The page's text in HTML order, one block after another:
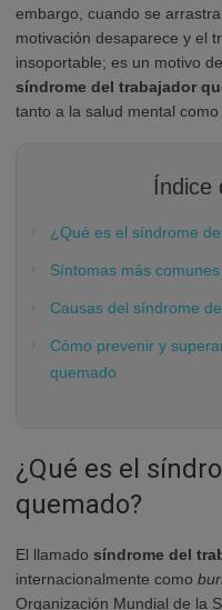
embargo, cuando se
motivación desaparece y el
insoportable; es un motivo
síndrome del trabajador
tanto a la salud mental como
Índice
¿Qué es el síndrome
Síntomas más comunes
Causas del síndrome
Cómo prevenir y
quemado
¿Qué es el
quemado?
El llamado síndrome del
internacionalmente como
Organización Mundial de la